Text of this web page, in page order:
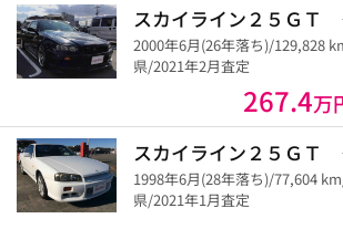
スカイライン２５ＧＴ
2000年6月(26年落ち)/129,828
県/2021年2月査定
267.4万
スカイライン２５ＧＴ
1998年6月(28年落ち)/77,604
県/2021年1月査定